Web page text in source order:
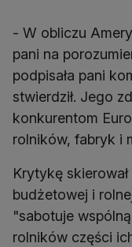
- W obliczu
pani na
podpisała pani
stwierdził. Jego
konkurentom
rolników, fabryk i
Krytykę
budżetowej i
"sabotuje
rolników części